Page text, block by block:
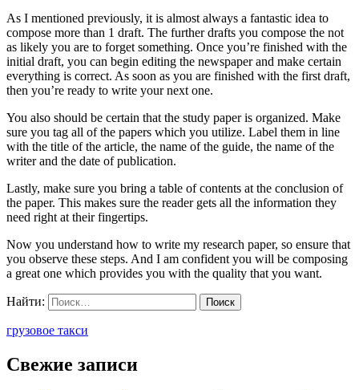
As I mentioned previously, it is almost always a fantastic idea to
compose more than 1 draft. The further drafts you compose the not
as likely you are to forget something. Once you’re finished with the
initial draft, you can begin editing the newspaper and make certain
everything is correct. As soon as you are finished with the first draft,
then you’re ready to write your next one.
You also should be certain that the study paper is organized. Make
sure you tag all of the papers which you utilize. Label them in line
with the title of the article, the name of the guide, the name of the
writer and the date of publication.
Lastly, make sure you bring a table of contents at the conclusion of
the paper. This makes sure the reader gets all the information they
need right at their fingertips.
Now you understand how to write my research paper, so ensure that
you observe these steps. And I am confident you will be composing
a great one which provides you with the quality that you want.
Найти:
грузовое такси
Свежие записи